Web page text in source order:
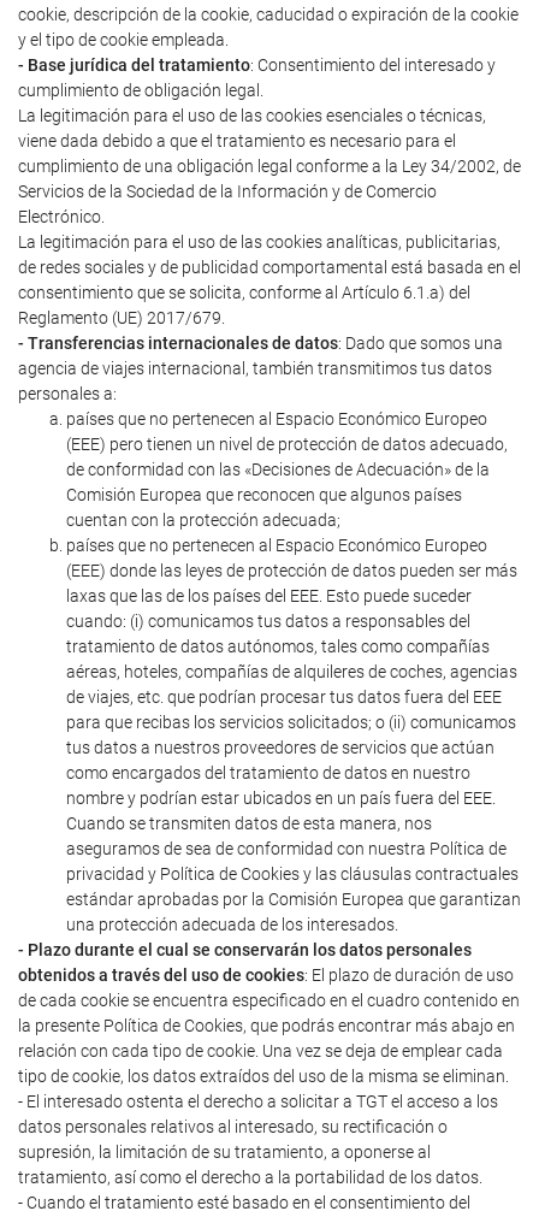
cookie, descripción de la cookie, caducidad o expiración de la cookie
y el tipo de cookie empleada.
- Base jurídica del tratamiento: Consentimiento del interesado y
cumplimiento de obligación legal.
La legitimación para el uso de las cookies esenciales o técnicas,
viene dada debido a que el tratamiento es necesario para el
cumplimiento de una obligación legal conforme a la Ley 34/2002, de
Servicios de la Sociedad de la Información y de Comercio
Electrónico.
La legitimación para el uso de las cookies analíticas, publicitarias,
de redes sociales y de publicidad comportamental está basada en el
consentimiento que se solicita, conforme al Artículo 6.1.a) del
Reglamento (UE) 2017/679.
- Transferencias internacionales de datos: Dado que somos una
agencia de viajes internacional, también transmitimos tus datos
personales a:
países que no pertenecen al Espacio Económico Europeo
(EEE) pero tienen un nivel de protección de datos adecuado,
de conformidad con las «Decisiones de Adecuación» de la
Comisión Europea que reconocen que algunos países
cuentan con la protección adecuada;
países que no pertenecen al Espacio Económico Europeo
(EEE) donde las leyes de protección de datos pueden ser más
laxas que las de los países del EEE. Esto puede suceder
cuando: (i) comunicamos tus datos a responsables del
tratamiento de datos autónomos, tales como compañías
aéreas, hoteles, compañías de alquileres de coches, agencias
de viajes, etc. que podrían procesar tus datos fuera del EEE
para que recibas los servicios solicitados; o (ii) comunicamos
tus datos a nuestros proveedores de servicios que actúan
como encargados del tratamiento de datos en nuestro
nombre y podrían estar ubicados en un país fuera del EEE.
Cuando se transmiten datos de esta manera, nos
aseguramos de sea de conformidad con nuestra Política de
privacidad y Política de Cookies y las cláusulas contractuales
estándar aprobadas por la Comisión Europea que garantizan
una protección adecuada de los interesados.
- Plazo durante el cual se conservarán los datos personales
obtenidos a través del uso de cookies: El plazo de duración de uso
de cada cookie se encuentra especificado en el cuadro contenido en
la presente Política de Cookies, que podrás encontrar más abajo en
relación con cada tipo de cookie. Una vez se deja de emplear cada
tipo de cookie, los datos extraídos del uso de la misma se eliminan.
- El interesado ostenta el derecho a solicitar a TGT el acceso a los
datos personales relativos al interesado, su rectificación o
supresión, la limitación de su tratamiento, a oponerse al
tratamiento, así como el derecho a la portabilidad de los datos.
- Cuando el tratamiento esté basado en el consentimiento del